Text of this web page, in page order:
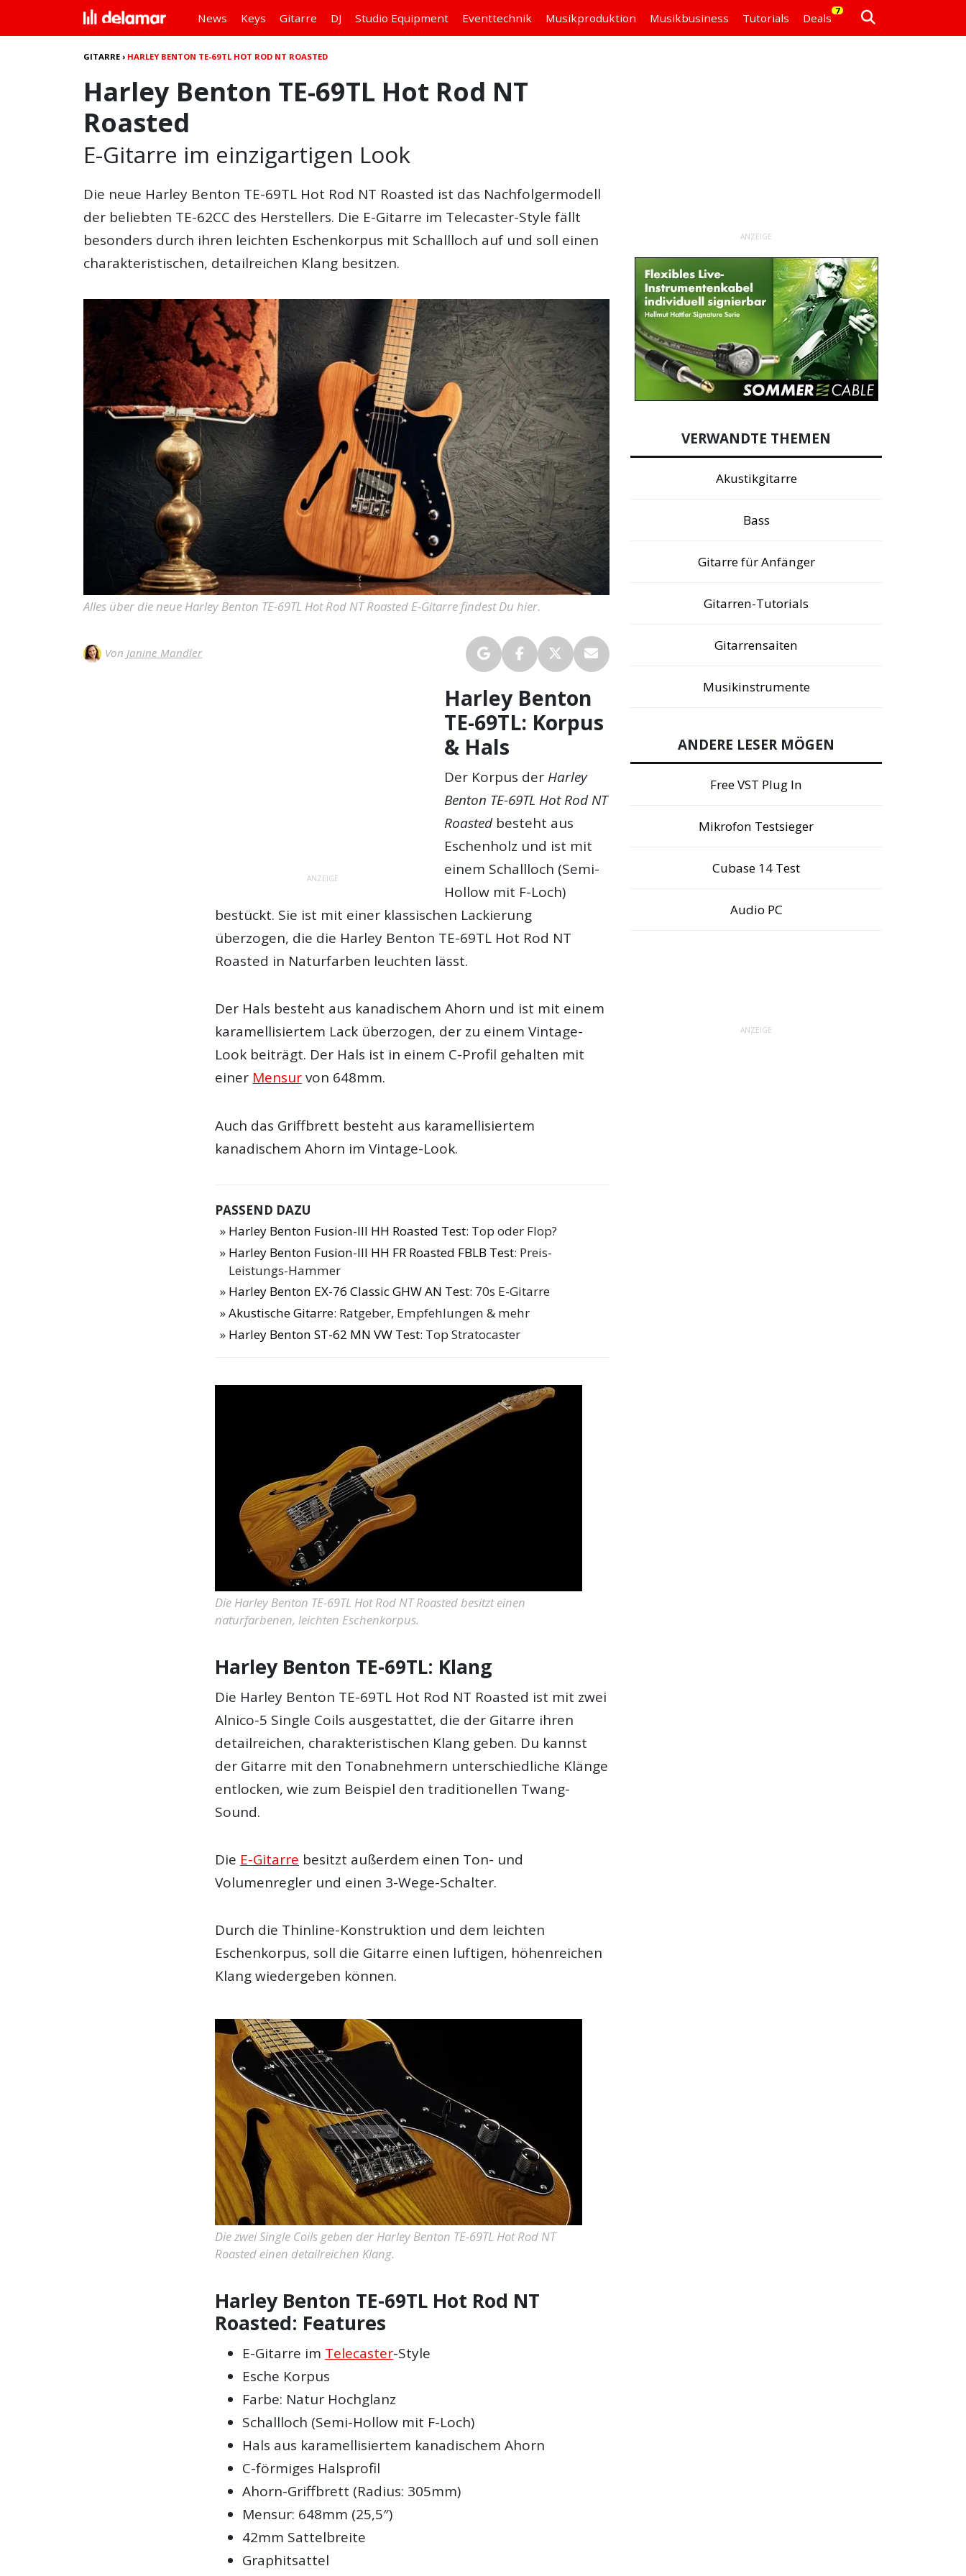
News Keys Gitarre DJ Studio Equipment Eventtechnik Musikproduktion Musikbusiness Tutorials Deals
7
GITARRE › HARLEY BENTON TE-69TL HOT ROD NT ROASTED
Harley Benton TE-69TL Hot Rod NT
Roasted
E-Gitarre im einzigartigen Look
Die neue Harley Benton TE-69TL Hot Rod NT Roasted ist das Nachfolgermodell
der beliebten TE-62CC des Herstellers. Die E-Gitarre im Telecaster-Style fällt
besonders durch ihren leichten Eschenkorpus mit Schallloch auf und soll einen
charakteristischen, detailreichen Klang besitzen.
Alles über die neue Harley Benton TE-69TL Hot Rod NT Roasted E-Gitarre findest Du hier.
Von Janine Mandler
ANZEIGE
Harley Benton
TE-69TL: Korpus
& Hals
Der Korpus der Harley
Benton TE-69TL Hot Rod NT
Roastedbesteht aus
Eschenholz und ist mit
einem Schallloch (Semi-
Hollow mit F-Loch)
bestückt. Sie ist mit einer klassischen Lackierung
überzogen, die die Harley Benton TE-69TL Hot Rod NT
Roasted in Naturfarben leuchten lässt.
Der Hals besteht aus kanadischem Ahorn und ist mit einem
karamellisiertem Lack überzogen, der zu einem Vintage-
Look beiträgt. Der Hals ist in einem C-Profil gehalten mit
einer Mensurvon 648mm.
Auch das Griffbrett besteht aus karamellisiertem
kanadischem Ahorn im Vintage-Look.
PASSEND DAZU
Harley Benton Fusion-III HH Roasted Test: Top oder Flop?
Harley Benton Fusion-III HH FR Roasted FBLB Test: Preis-
Leistungs-Hammer
Harley Benton EX-76 Classic GHW AN Test: 70s E-Gitarre
Akustische Gitarre: Ratgeber, Empfehlungen & mehr
Harley Benton ST-62 MN VW Test: Top Stratocaster
Die Harley Benton TE-69TL Hot Rod NT Roasted besitzt einen
naturfarbenen, leichten Eschenkorpus.
Harley Benton TE-69TL: Klang
Die Harley Benton TE-69TL Hot Rod NT Roasted ist mit zwei
Alnico-5 Single Coils ausgestattet, die der Gitarre ihren
detailreichen, charakteristischen Klang geben. Du kannst
der Gitarre mit den Tonabnehmern unterschiedliche Klänge
entlocken, wie zum Beispiel den traditionellen Twang-
Sound.
Die E-Gitarre besitzt außerdem einen Ton- und
Volumenregler und einen 3-Wege-Schalter.
Durch die Thinline-Konstruktion und dem leichten
Eschenkorpus, soll die Gitarre einen luftigen, höhenreichen
Klang wiedergeben können.
Die zwei Single Coils geben der Harley Benton TE-69TL Hot Rod NT
Roasted einen detailreichen Klang.
Harley Benton TE-69TL Hot Rod NT
Roasted: Features
E-Gitarre im Telecaster-Style
Esche Korpus
Farbe: Natur Hochglanz
Schallloch (Semi-Hollow mit F-Loch)
Hals aus karamellisiertem kanadischem Ahorn
C-förmiges Halsprofil
Ahorn-Griffbrett (Radius: 305mm)
Mensur: 648mm (25,5″)
42mm Sattelbreite
Graphitsattel
ANZEIGE
VERWANDTE THEMEN
Akustikgitarre
Bass
Gitarre für Anfänger
Gitarren-Tutorials
Gitarrensaiten
Musikinstrumente
ANDERE LESER MÖGEN
Free VST Plug In
Mikrofon Testsieger
Cubase 14 Test
Audio PC
ANZEIGE